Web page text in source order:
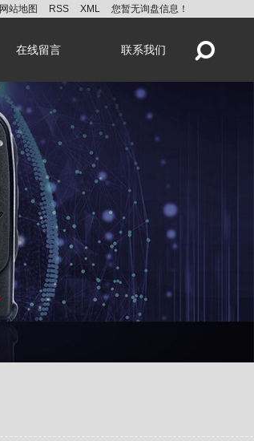
网站地图 RSS XML 您暂无询盘信息！
在线留言 联系我们